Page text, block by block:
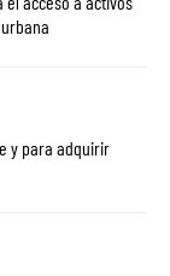
y para adquirir